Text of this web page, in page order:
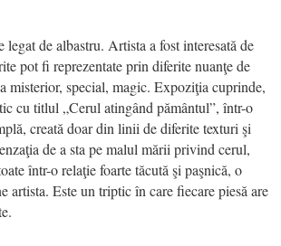
legat de albastru. Artista a fost interesată de
pot fi reprezentate prin diferite nuanţe de
misterior, special, magic. Expoziţia cuprinde,
cu titlul „Cerul atingând pământul”, într-o
creată doar din linii de diferite texturi şi
de a sta pe malul mării privind cerul,
într-o relaţie foarte tăcută şi paşnică, o
artista. Este un triptic în care fiecare piesă are